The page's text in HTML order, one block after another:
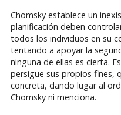
Chomsky establece un
planificación deben
todos los individuos en su
tentando a apoyar la
ninguna de ellas es cierta.
persigue sus propios fines,
concreta, dando lugar al
Chomsky ni menciona.